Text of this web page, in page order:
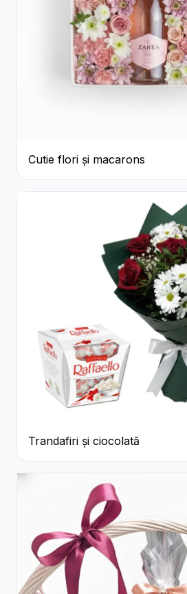
Cutie flori și macarons
Trandafiri și ciocolată